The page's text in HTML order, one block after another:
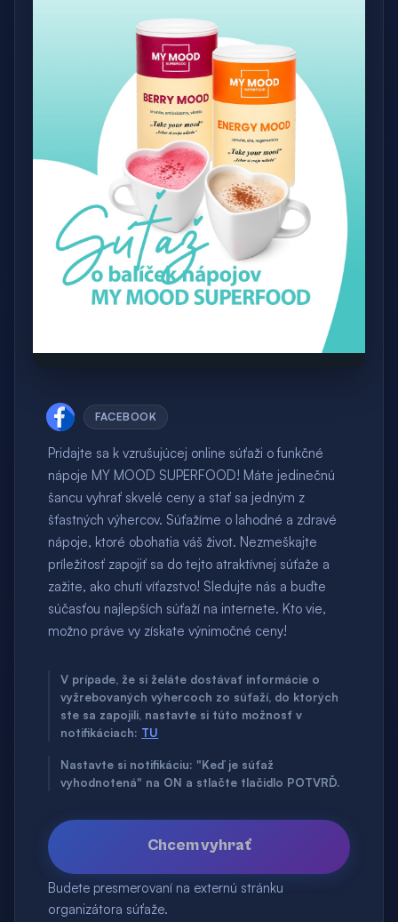
FACEBOOK
Pridajte sa k vzrušujúcej online súťaži o funkčné
nápoje MY MOOD SUPERFOOD! Máte jedinečnú
šancu vyhrať skvelé ceny a stať sa jedným z
šťastných výhercov. Súťažíme o lahodné a zdravé
nápoje, ktoré obohatia váš život. Nezmeškajte
príležitosť zapojiť sa do tejto atraktívnej súťaže a
zažite, ako chutí víťazstvo! Sledujte nás a buďte
súčasťou najlepších súťaží na internete. Kto vie,
možno práve vy získate výnimočné ceny!
V prípade, že si želáte dostávať informácie o
vyžrebovaných výhercoch zo súťaží, do ktorých
ste sa zapojili, nastavte si túto možnosť v
notifikáciach: TU
Nastavte si notifikáciu: "Keď je súťaž
vyhodnotená" na ON a stlačte tlačidlo POTVRĎ.
Chcem vyhrať
Budete presmerovaní na externú stránku
organizátora súťaže.